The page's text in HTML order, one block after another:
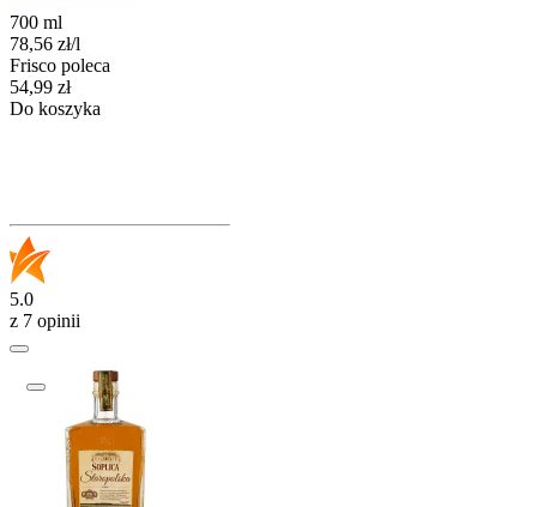
700 ml
78,56 zł/l
Frisco poleca
Cena
54,99 zł
Do koszyka
5.0
z 7 opinii